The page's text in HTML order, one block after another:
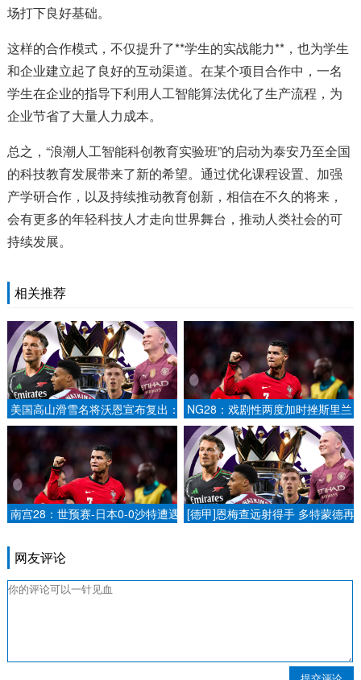
场打下良好基础。
这样的合作模式，不仅提升了**学生的实战能力**，也为学生
和企业建立起了良好的互动渠道。在某个项目合作中，一名
学生在企业的指导下利用人工智能算法优化了生产流程，为
企业节省了大量人力成本。
总之，“浪潮人工智能科创教育实验班”的启动为泰安乃至全国
的科技教育发展带来了新的希望。通过优化课程设置、加强
产学研合作，以及持续推动教育创新，相信在不久的将来，
会有更多的年轻科技人才走向世界舞台，推动人类社会的可
持续发展。
相关推荐
美国高山滑雪名将沃恩宣布复出：
剑指2026年冬奥会2025-02-06.
NG28：戏剧性两度加时挫斯里兰
卡 我国英式女篮队重夺亚洲冠军.
南宫28：世预赛-日本0-0沙特遭遇
[德甲]恩梅查远射得手 多特蒙德再
网友评论